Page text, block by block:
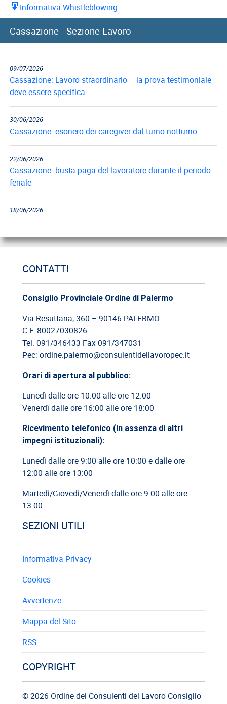
Informativa Whistleblowing
Cassazione - Sezione Lavoro
09/07/2026
Cassazione: Lavoro straordinario – la prova testimoniale
deve essere specifica
30/06/2026
Cassazione: esonero dei caregiver dal turno notturno
22/06/2026
Cassazione: busta paga del lavoratore durante il periodo
feriale
18/06/2026
Cassazione: gli obblighi di informazione e formazione
12/06/2026
09/06/2026
Cassazione: responsabilità del committente privato
Cassazione: legittimità del licenziamento con email
Cassazione: responsabilità limitata del direttore dei lavori
26/05/2026
10/07/2026
reintegra del...
CONTATTI
Consiglio Provinciale Ordine di Palermo
Via Resuttana, 360 – 90146 PALERMO
C.F. 80027030826
Tel. 091/346433 Fax 091/347031
Pec: ordine.palermo@consulentidellavoropec.it
Orari di apertura al pubblico:
Lunedì dalle ore 10:00 alle ore 12.00
Venerdì dalle ore 16:00 alle ore 18:00
Ricevimento telefonico (in assenza di altri
impegni istituzionali):
Lunedì dalle ore 9:00 alle ore 10:00 e dalle ore
12:00 alle ore 13:00
Martedì/Giovedì/Venerdì dalle ore 9:00 alle ore
13:00
SEZIONI UTILI
Informativa Privacy
Cookies
Avvertenze
Mappa del Sito
RSS
COPYRIGHT
© 2026 Ordine dei Consulenti del Lavoro Consiglio